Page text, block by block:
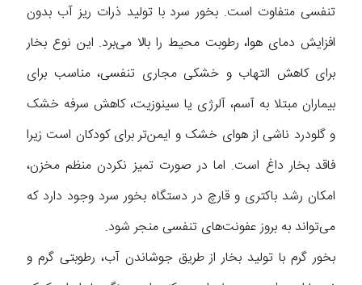
تنفسی متفاوت است. بخور سرد با تولید ذرات ریز آب بدون
افزایش دمای هوا، رطوبت محیط را بالا می‌برد. این نوع بخار
برای کاهش التهاب و خشکی مجاری تنفسی، مناسب برای
بیماران مبتلا به آسم، آلرژی یا سینوزیت، کاهش سرفه خشک
و گلودرد ناشی از هوای خشک و ایمن‌تر برای کودکان است زیرا
فاقد بخار داغ است. اما در صورت تمیز نکردن منظم مخزن،
امکان رشد باکتری و قارچ در دستگاه بخور سرد وجود دارد که
می‌تواند به بروز عفونت‌های تنفسی منجر شود.
بخور گرم با تولید بخار از طریق جوشاندن آب، رطوبتی گرم و